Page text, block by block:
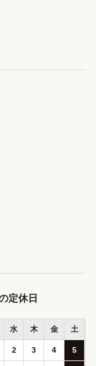
水 木 金 土
2 3 4 5